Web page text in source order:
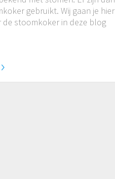
gebruikt. Wij gaan je hier
stoomkoker in deze blog